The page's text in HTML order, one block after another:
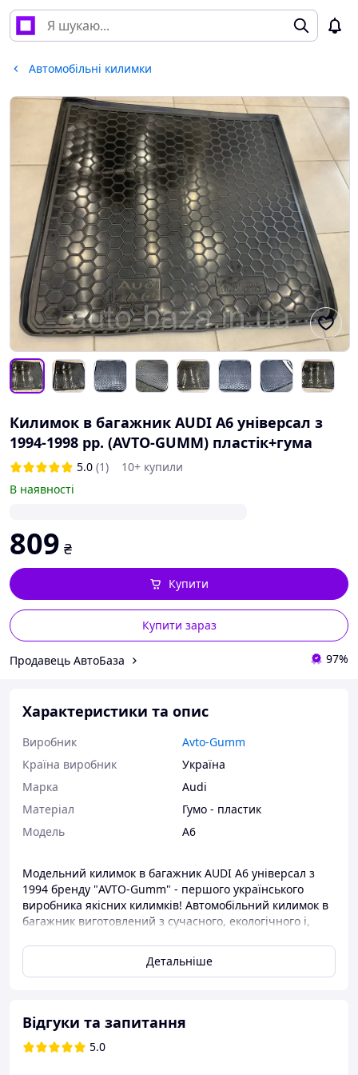
Автомобільні килимки
Килимок в багажник AUDI A6 універсал з
1994-1998 рр. (AVTO-GUMM) пластік+гума
5.0 (1)
10+ купили
В наявності
809 ₴
Купити зараз
Купити
Продавець АвтоБаза 97%
Характеристики та опис
Виробник
Avto-Gumm
Країна виробник
Україна
Марка
Audi
Матеріал
Гумо - пластик
Модель
A6
Модельний килимок в багажник AUDI A6 універсал з
1994 бренду "AVTO-Gumm" - першого українського
виробника якісних килимків! Автомобільний килимок в
багажник виготовлений з сучасного, екологічного і,
додаванням пластику. Матеріал не тріскається, не
ламається, в міру еластичний, зносостійкий. Більш
чорного кольору. Матеріал килимка - пластік+гума, без
запаху. Килимок автомобільний має бортик висотою 2,5
див. Модельний килимок в багажник з оригінальною
Детальніше
Відгуки та запитання
5.0